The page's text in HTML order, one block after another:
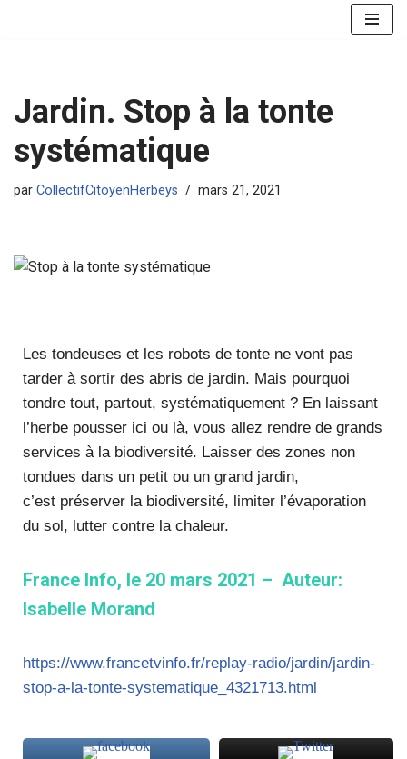
contenu
Jardin. Stop à la tonte
systématique
par CollectifCitoyenHerbeys mars 21, 2021
Les tondeuses et les robots de tonte ne vont pas
tarder à sortir des abris de jardin. Mais pourquoi
tondre tout, partout, systématiquement ? En laissant
l’herbe pousser ici ou là, vous allez rendre de grands
services à la biodiversité. Laisser des zones non
tondues dans un petit ou un grand jardin,
c’est préserver la biodiversité, limiter l’évaporation
du sol, lutter contre la chaleur.
France Info, le 20 mars 2021 – Auteur:
Isabelle Morand
https://www.francetvinfo.fr/replay-radio/jardin/jardin-
stop-a-la-tonte-systematique_4321713.html